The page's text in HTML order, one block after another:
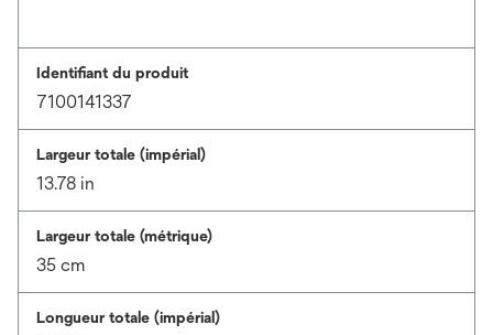
Identifiant du produit
7100141337
Largeur totale (impérial)
13.78 in
Largeur totale (métrique)
35 cm
Longueur totale (impérial)